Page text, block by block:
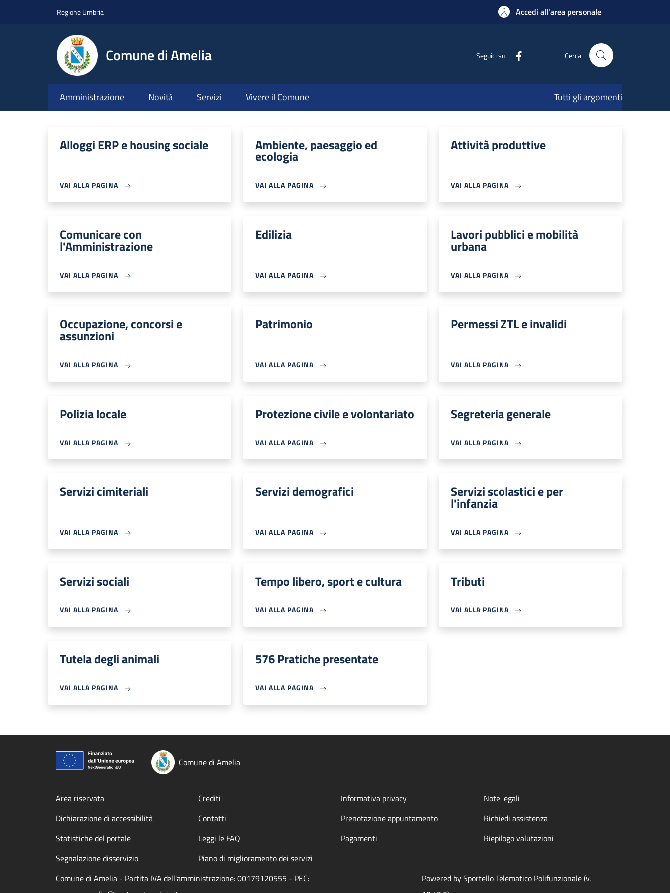
Regione Umbria Accedi all'area personale
Comune di Amelia Seguici su Cerca
Amministrazione Novità Servizi Vivere il Comune Tutti gli argomenti
Alloggi ERP e housing sociale
VAI ALLA PAGINA
Ambiente, paesaggio ed
ecologia
VAI ALLA PAGINA
Attività produttive
VAI ALLA PAGINA
Comunicare con
l'Amministrazione
VAI ALLA PAGINA
Edilizia
VAI ALLA PAGINA
Lavori pubblici e mobilità
urbana
VAI ALLA PAGINA
Occupazione, concorsi e
assunzioni
VAI ALLA PAGINA
Patrimonio
VAI ALLA PAGINA
Permessi ZTL e invalidi
VAI ALLA PAGINA
Polizia locale
VAI ALLA PAGINA
Protezione civile e volontariato
VAI ALLA PAGINA
Segreteria generale
VAI ALLA PAGINA
Servizi cimiteriali
VAI ALLA PAGINA
Servizi demografici
VAI ALLA PAGINA
Servizi scolastici e per
l'infanzia
VAI ALLA PAGINA
Servizi sociali
VAI ALLA PAGINA
Tempo libero, sport e cultura
VAI ALLA PAGINA
Tributi
VAI ALLA PAGINA
Tutela degli animali
VAI ALLA PAGINA
576 Pratiche presentate
VAI ALLA PAGINA
Comune di Amelia
Footer menu
Area riservata Crediti Informativa privacy
Note legali
Dichiarazione di accessibilità
Contatti Prenotazione appuntamento
Richiedi assistenza
Statistiche del portale
Leggi le FAQ Pagamenti
Riepilogo valutazioni
Segnalazione disservizio
Piano di miglioramento dei servizi
Comune di Amelia - Partita IVA dell'amministrazione: 00179120555 - PEC:
Powered by Sportello Telematico Polifunzionale (v.